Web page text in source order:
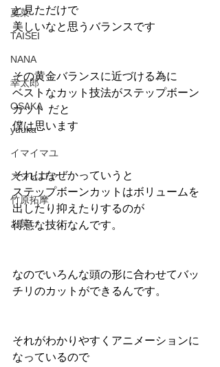
夏菜
TAISEI
NANA
幸太郎
OSAKA
yuuka
イマイマユ
ズシヒロヤ
竹原拓摩
お笑い
と見ただけで
美しいなと思うバランスです
その黄金バランスに近づける為に
ベストなカット技法がステップボーン
カット だと
僕は思います
それはなぜかっていうと
ステップボーンカットはボリュームを
出したり抑えたりするのが
得意な技術なんです。
なのでいろんな頭の形に合わせてバッ
チリのカットができるんです。
それがわかりやすくアニメーションに
なっているので